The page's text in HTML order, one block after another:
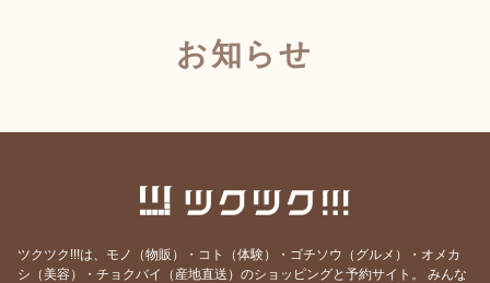
お知らせ
ツクツク!!!は、モノ（物販）・コト（体験）・ゴチソウ（グルメ）・オメカ
シ（美容）・チョクバイ（産地直送）のショッピングと予約サイト。
みんな